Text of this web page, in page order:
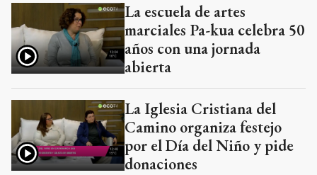
La escuela de artes
marciales Pa-kua celebra 50
años con una jornada
abierta
La Iglesia Cristiana del
Camino organiza festejo
por el Día del Niño y pide
donaciones